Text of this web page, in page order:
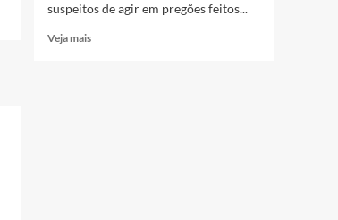
suspeitos de agir em pregões feitos...
Veja maisRead